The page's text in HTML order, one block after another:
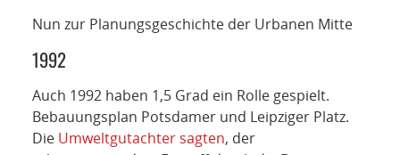
Nun zur Planungsgeschichte der Urbanen Mitte
1992
Auch 1992 haben 1,5 Grad ein Rolle gespielt.
Bebauungsplan Potsdamer und Leipziger Platz.
Die Umweltgutachter sagten, der